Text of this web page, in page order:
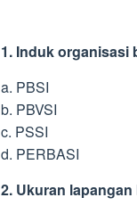
1. Induk
a. PBSI
b. PBVSI
c. PSSI
d. PERBASI
2. Ukuran